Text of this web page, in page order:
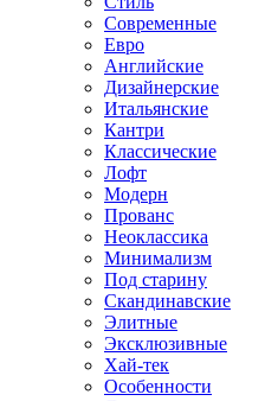
Современные
Евро
Английские
Дизайнерские
Итальянские
Кантри
Классические
Лофт
Модерн
Прованс
Неоклассика
Минимализм
Под старину
Скандинавские
Элитные
Эксклюзивные
Хай-тек
Особенности